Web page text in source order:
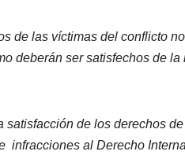
de las víctimas del conflicto
deberán ser satisfechos de la
satisfacción de los derechos
infracciones al Derecho